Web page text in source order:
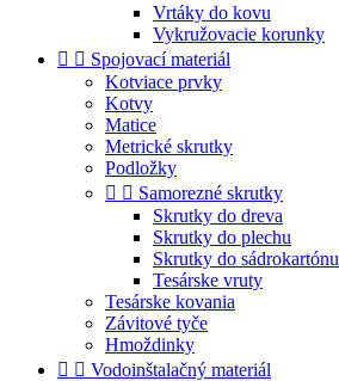
Vrtáky do kovu
Vykružovacie korunky
  Spojovací materiál
Kotviace prvky
Kotvy
Matice
Metrické skrutky
Podložky
  Samorezné skrutky
Skrutky do dreva
Skrutky do plechu
Skrutky do sádrokartónu
Tesárske vruty
Tesárske kovania
Závitové tyče
Hmoždinky
  Vodoinštalačný materiál